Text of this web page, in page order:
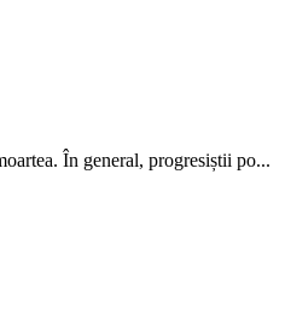
În general, progresiștii po...